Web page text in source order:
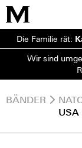
Die Familie rät:
Wir sind
BÄNDER
USA